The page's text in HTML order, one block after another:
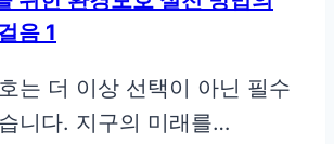
음 1
는 더 이상 선택이 아닌 필수
니다. 지구의 미래를…